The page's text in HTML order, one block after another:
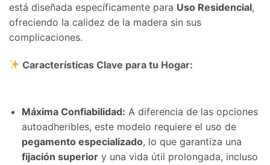
está diseñada específicamente para Uso Residencial,
ofreciendo la calidez de la madera sin sus
complicaciones.
Características Clave para tu Hogar:
Máxima Confiabilidad: A diferencia de las opciones
autoadheribles, este modelo requiere el uso de
pegamento especializado, lo que garantiza una
fijación superiory una vida útil prolongada, incluso